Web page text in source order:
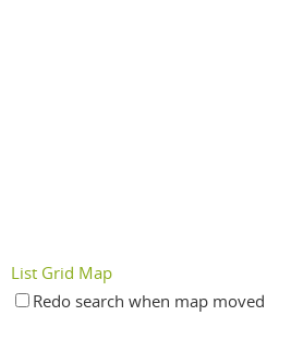
List Grid Map
Redo search when map moved